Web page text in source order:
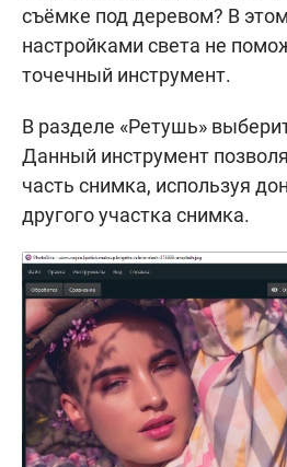
съёмке под деревом? В
настройками света не
точечный инструмент.
В разделе «Ретушь»
Данный инструмент
часть снимка, используя
другого участка снимка.